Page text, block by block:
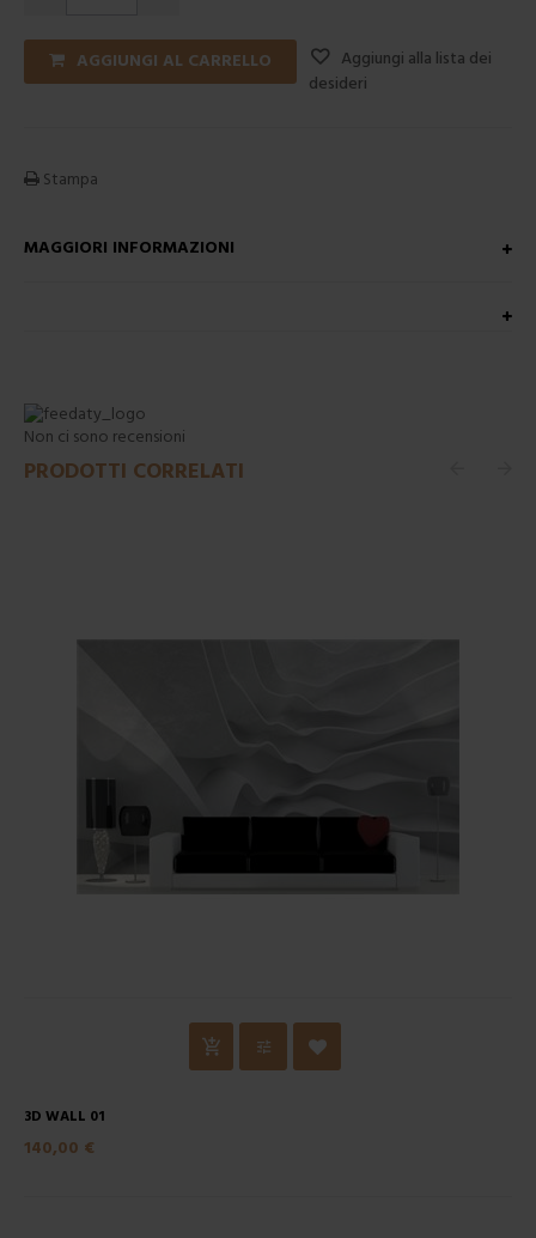
AGGIUNGI AL CARRELLO
Aggiungi alla lista dei
desideri
Stampa
MAGGIORI INFORMAZIONI
Non ci sono recensioni
PRODOTTI CORRELATI
3D WALL 01
140,00 €